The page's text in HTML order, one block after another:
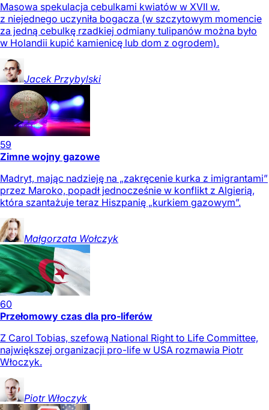
Masowa spekulacja cebulkami kwiatów w XVII w.
z niejednego uczyniła bogacza (w szczytowym momencie
za jedną cebulkę rzadkiej odmiany tulipanów można było
w Holandii kupić kamienicę lub dom z ogrodem).
Jacek Przybylski
59
Zimne wojny gazowe
Madryt, mając nadzieję na „zakręcenie kurka z imigrantami”
przez Maroko, popadł jednocześnie w konflikt z Algierią,
która szantażuje teraz Hiszpanię „kurkiem gazowym”.
Małgorzata Wołczyk
60
Przełomowy czas dla pro-liferów
Z Carol Tobias, szefową National Right to Life Committee,
największej organizacji pro-life w USA rozmawia Piotr
Włoczyk.
Piotr Włoczyk